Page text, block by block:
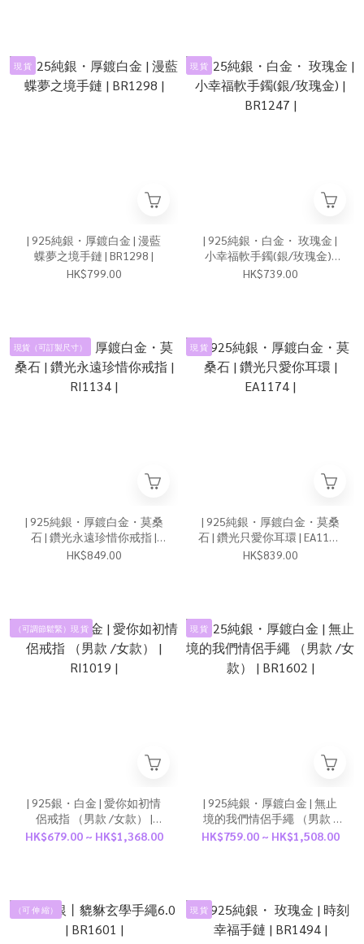
現 貨
| 925純銀・厚鍍白金 | 漫藍
蝶夢之境手鏈 | BR1298 |
HK$799.00
現 貨
| 925純銀・白金・ 玫瑰金 |
小幸福軟手鐲(銀/玫瑰金) |
BR1247 |
HK$739.00
現貨（可訂製尺寸）
| 925純銀・厚鍍白金・莫桑
石 | 鑽光永遠珍惜你戒指 |
RI1134 |
HK$849.00
現 貨
| 925純銀・厚鍍白金・莫桑
石 | 鑽光只愛你耳環 | EA1174
|
HK$839.00
（可調節鬆緊）現 貨
| 925銀・白金 | 愛你如初情
侶戒指 （男款 /女款） |
RI1019 |
HK$679.00 ~ HK$1,368.00
現 貨
| 925純銀・厚鍍白金 | 無止
境的我們情侶手繩 （男款 /
女款） | BR1602 |
HK$759.00 ~ HK$1,508.00
（可 伸 縮） 現 貨